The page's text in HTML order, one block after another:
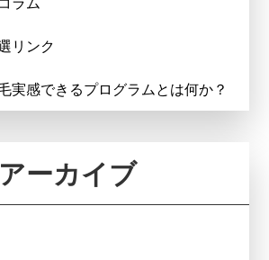
リンク
実感できるプログラムとは何か？
アーカイブ